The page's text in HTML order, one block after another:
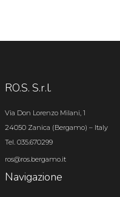
RO.S. S.r.l.
Via Don Lorenzo Milani, 1
24050 Zanica (Bergamo) – Italy
Tel. 035.670299
ros@ros.bergamo.it
Navigazione